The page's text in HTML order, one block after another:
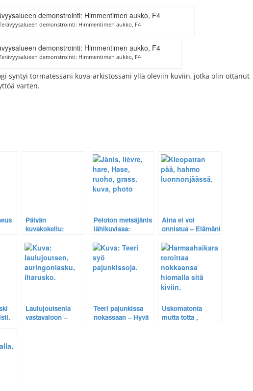
demonstrointi: Himmentimen aukko, F4
demonstrointi: Himmentimen aukko, F4
syntyi törmätessäni kuva-arkistossani yllä oleviin kuviin, jotka olin ottanut
varten.
Päivän
kuvakokeilu:
Peloton metsäjänis
lähikuvissa:
kuvausprosessista.
Aina ei voi
onnistua – Elämäni
kuvat.
Laulujoutsenia
vastavaloon –
Teeri pajunkissa
nokassaan – Hyvä
Uskomatonta
mutta totta ,